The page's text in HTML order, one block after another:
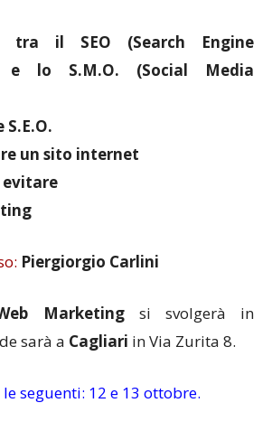
tra il SEO (Search Engine
e lo S.M.O. (Social Media
un sito internet
evitare
Piergiorgio Carlini
Marketingsi svolgerà in
sarà a Cagliari in Via Zurita 8.
seguenti: 12 e 13 ottobre.